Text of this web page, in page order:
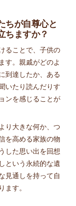
ちが自尊心と
ちますか？
ることで、子供の
す。親戚がどのよ
到達したか、ある
いたり読んだりす
ンを感じることが
り大きな何か、つ
を高める家族の物
した思い出を回想
という永続的な遺
見通しを持って自
す。